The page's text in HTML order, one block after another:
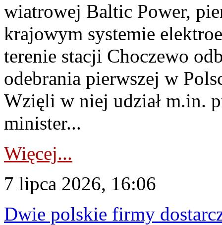
wiatrowej Baltic Power,
krajowym systemie
terenie stacji Choczewo
odebrania pierwszej w
Wzięli w niej udział m.in.
minister...
Więcej...
7 lipca 2026, 16:06
Dwie polskie firmy